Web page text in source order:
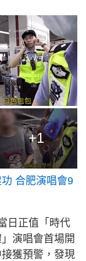
+1
功 合肥演唱會9
日正值「時代
演唱會首場開
獲預警，發現